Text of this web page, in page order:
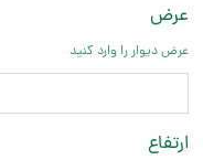
عرض
عرض دیوار را وارد کنید
ارتفاع